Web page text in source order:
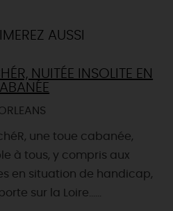
AUSSI
NUITÉE INSOLITE EN
une toue cabanée,
à tous, y compris aux
en situation de handicap,
sur la Loire......